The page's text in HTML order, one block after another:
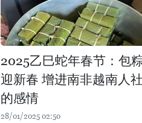
2025乙巳蛇年春节：包
迎新春 增进南非越南人
的感情
28/01/2025 02:50